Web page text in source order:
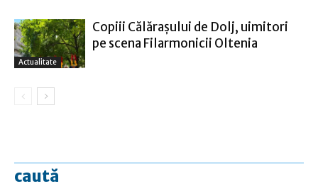
Actualitate
Copiii Călăraşului de Dolj, uimitori
pe scena Filarmonicii Oltenia
caută